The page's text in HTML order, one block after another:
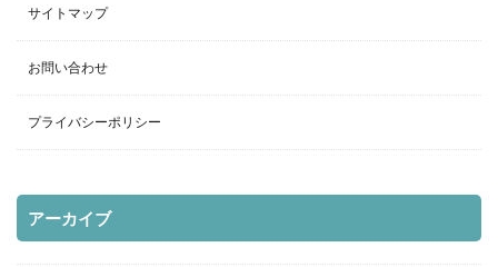
サイトマップ
お問い合わせ
プライバシーポリシー
アーカイブ